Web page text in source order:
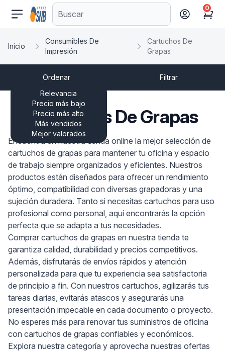
comercioseguro.es
Cart
0
Inicio
Consumibles De
Impresión
Cartuchos De
Grapas
Ordenar
Relevancia
Precio más bajo
Precio más alto
Más vendidos
Mejor valorados
Filtrar
Cartuchos De Grapas
Encuentra en nuestra tienda online la mejor selección de
cartuchos de grapas para mantener tu oficina y espacio
de trabajo siempre organizados y eficientes. Nuestros
productos están diseñados para ofrecer un rendimiento
óptimo, compatibilidad con diversas grapadoras y una
sujeción duradera. Tanto si necesitas cartuchos para uso
profesional como personal, aquí encontrarás la opción
perfecta que se adapta a tus necesidades.
Comprar cartuchos de grapas en nuestra tienda te
garantiza calidad, durabilidad y precios competitivos.
Además, disfrutarás de envíos rápidos y atención
personalizada para que tu experiencia sea satisfactoria
de principio a fin. Con nuestros cartuchos, agilizarás tus
tareas diarias, evitarás atascos y asegurarás una
presentación impecable en cada documento o proyecto.
No esperes más para renovar tus suministros de oficina
con cartuchos de grapas confiables y económicos.
Explora nuestra categoría y aprovecha nuestras ofertas